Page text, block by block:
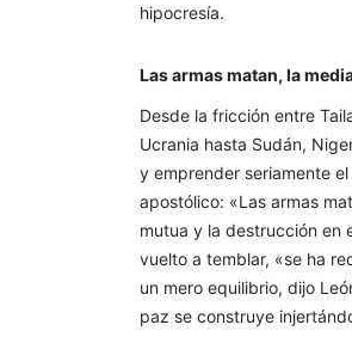
hipocresía.
Las armas matan, la
Desde la fricción entre
Ucrania hasta Sudán,
y emprender seriamente
apostólico: «Las armas
mutua y la destrucción en
vuelto a temblar, «se ha
un mero equilibrio, dijo
paz se construye